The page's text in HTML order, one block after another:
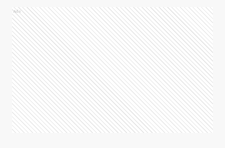
Ads